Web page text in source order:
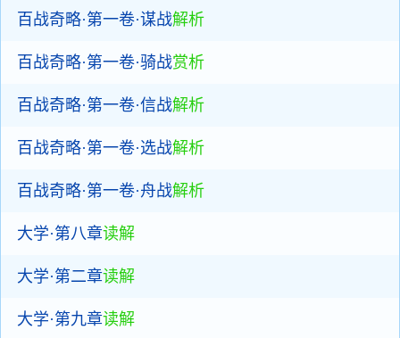
百战奇略·第一卷·谋战解析
百战奇略·第一卷·骑战赏析
百战奇略·第一卷·信战解析
百战奇略·第一卷·选战解析
百战奇略·第一卷·舟战解析
大学·第八章读解
大学·第二章读解
大学·第九章读解